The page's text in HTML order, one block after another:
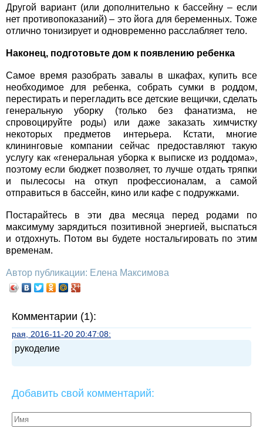
Другой вариант (или дополнительно к бассейну – если
нет противопоказаний) – это йога для беременных. Тоже
отлично тонизирует и одновременно расслабляет тело.
Наконец, подготовьте дом к появлению ребенка
Самое время разобрать завалы в шкафах, купить все
необходимое для ребенка, собрать сумки в роддом,
перестирать и перегладить все детские вещички, сделать
генеральную уборку (только без фанатизма, не
спровоцируйте роды) или даже заказать химчистку
некоторых предметов интерьера. Кстати, многие
клининговые компании сейчас предоставляют такую
услугу как «генеральная уборка к выписке из роддома»,
поэтому если бюджет позволяет, то лучше отдать тряпки
и пылесосы на откуп профессионалам, а самой
отправиться в бассейн, кино или кафе с подружками.
Постарайтесь в эти два месяца перед родами по
максимуму зарядиться позитивной энергией, выспаться
и отдохнуть. Потом вы будете ностальгировать по этим
временам.
Автор публикации: Елена Максимова
Комментарии (1):
рая, 2016-11-20 20:47:08:
рукоделие
Добавить свой комментарий: